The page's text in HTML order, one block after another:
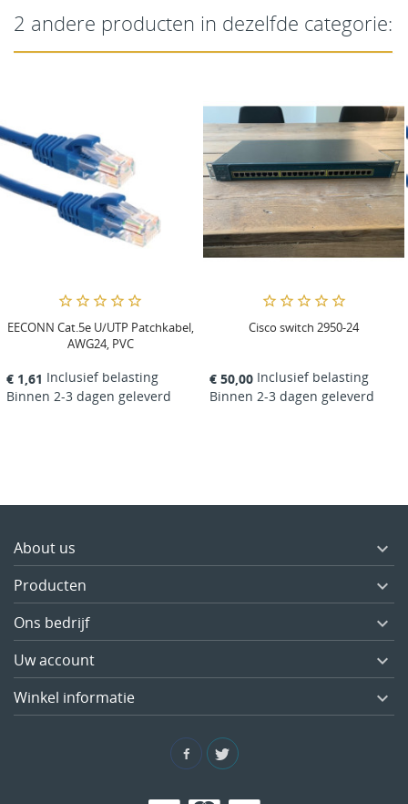
2 andere producten in dezelfde categorie:
EECONN Cat.5e U/UTP Patchkabel,
AWG24, PVC
€ 1,61 Inclusief belasting
Binnen 2-3 dagen geleverd
Cisco switch 2950-24
€ 50,00 Inclusief belasting
Binnen 2-3 dagen geleverd
About us 
Producten 
Ons bedrijf 
Uw account 
Winkel informatie 